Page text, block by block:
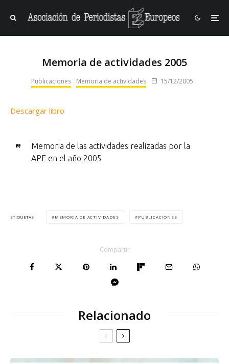
Memoria de actividades 2005
Publicaciones Memoria de actividades 15/12/2005
Descargar libro
Memoria de las actividades realizadas por la
APE en el año 2005
ETIQUETAS MEMORIA DE ACTIVIDADES PUBLICACIONES
Compartir
Relacionado